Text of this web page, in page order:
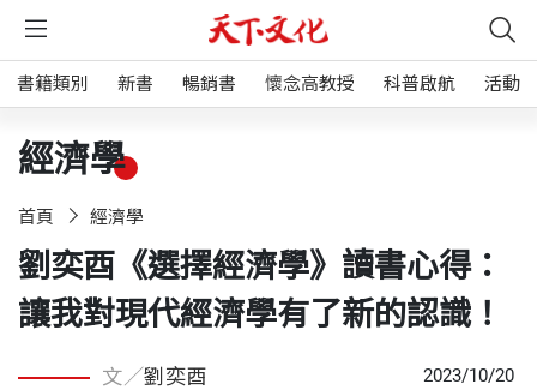
書籍類別 新書 暢銷書 懷念高教授 科普啟航 活動
經濟學
首頁 經濟學
劉奕酉《選擇經濟學》讀書心得：
讓我對現代經濟學有了新的認識！
文／劉奕酉 2023/10/20